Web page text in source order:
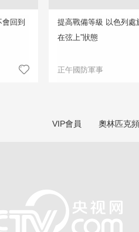
回到
提高戰備等級 以色列處
在弦上”狀態
正午國防軍事
VIP會員 奧林匹克